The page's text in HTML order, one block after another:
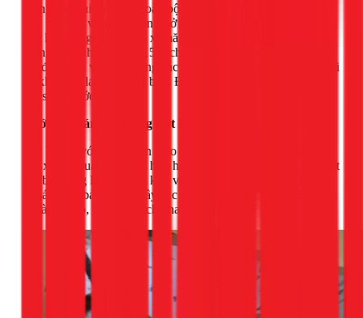
Dùng dao sủi cạo sạch toàn bộ lớp sơn và bột bả cũ tại khu
vực bị rỗ và vùng lân cận (mở rộng ra khoảng 5-10cm). Cạo
đến khi nào gặp lớp vữa xi măng cứng chắc thì dừng lại.
Dùng giấy nhám thô (P150) chà toàn bộ khu vực vừa cạo để
tạo độ nhám và làm phẳng các gờ cạnh. Cuối cùng, dùng chổi
và khăn ẩm lau sạch bụi bẩn. Để tường khô hoàn toàn trước
khi sang bước tiếp theo.
Bước 2: Trám Vá Bằng Bột Bả
Pha bột bả với nước sạch theo đúng tỷ lệ trên bao bì của nhà
sản xuất, khuấy đều cho hỗn hợp dẻo, mịn. Dùng bay trét một
lớp bả mỏng lên toàn bộ khu vực cần sửa. Miết bay dứt
khoát, đảm bảo bả lấp đầy các vết rỗ. Nếu vết rỗ sâu, bạn nên
bả làm 2 lớp, mỗi lớp cách nhau 2-3 giờ.